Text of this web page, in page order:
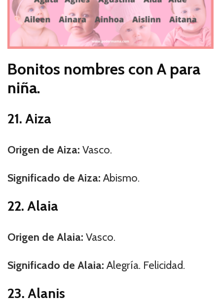
Bonitos nombres con A para
niña.
21. Aiza
Origen de Aiza: Vasco.
Significado de Aiza:Abismo.
22. Alaia
Origen de Alaia: Vasco.
Significado de Alaia:Alegría. Felicidad.
23. Alanis